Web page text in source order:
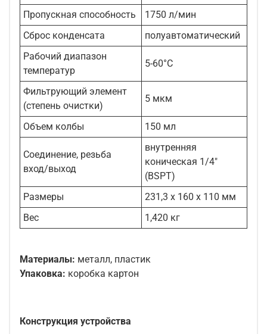
Пропускная способность
1750 л/мин
Сброс конденсата
полуавтоматический
Рабочий диапазон
температур
5-60°С
Фильтрующий элемент
(степень очистки)
5 мкм
Объем колбы 150 мл
Соединение, резьба
вход/выход
внутренняя
коническая 1/4"
(BSPT)
Размеры
231,3 х 160 х 110 мм
Вес
1,420 кг
Материалы: металл, пластик
Упаковка: коробка картон
Конструкция устройства